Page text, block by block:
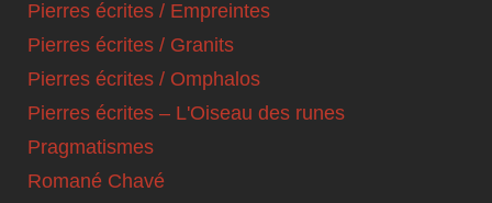
Pierres écrites / Empreintes
Pierres écrites / Granits
Pierres écrites / Omphalos
Pierres écrites – L'Oiseau des runes
Pragmatismes
Romané Chavé